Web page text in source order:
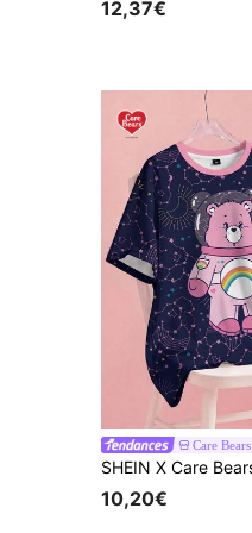
12,37€
Care Bears
10,20€